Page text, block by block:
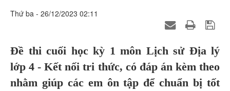
Thứ ba - 26/12/2023 02:11
Đề thi cuối học kỳ 1 môn Lịch sử Địa lý
lớp 4 - Kết nối tri thức, có đáp án kèm theo
nhằm giúp các em ôn tập để chuẩn bị tốt